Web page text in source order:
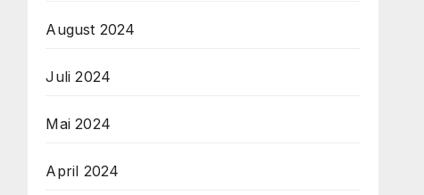
August 2024
Juli 2024
Mai 2024
April 2024